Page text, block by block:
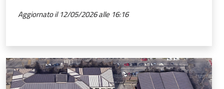
Aggiornato il 12/05/2026 alle 16:16